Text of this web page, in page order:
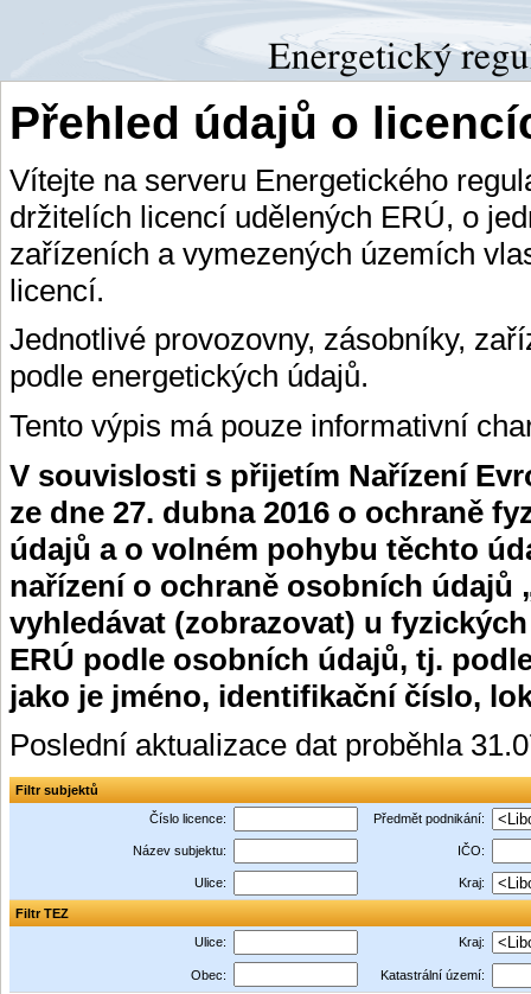
Přehled údajů o
Vítejte na serveru Energetického
držitelích licencí udělených ERÚ, o
zařízeních a vymezených územích
licencí.
Jednotlivé provozovny, zásobníky,
podle energetických údajů.
Tento výpis má pouze informativní
V souvislosti s přijetím Nařízení
ze dne 27. dubna 2016 o ochraně
údajů a o volném pohybu těchto
nařízení o ochraně osobních údajů
vyhledávat (zobrazovat) u
ERÚ podle osobních údajů, tj.
jako je jméno, identifikační číslo,
Poslední aktualizace dat proběhla
Filtr subjektů
Číslo licence:
Předmět podnikání:
Název subjektu: IČO:
Ulice: Kraj:
Filtr TEZ
Ulice:
Kraj:
Obec: Katastrální území: